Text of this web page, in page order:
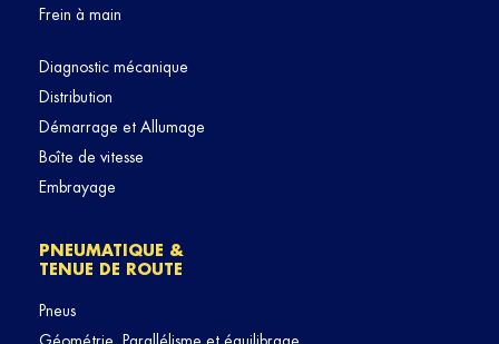
Frein à main
Diagnostic mécanique
Distribution
Démarrage et Allumage
Boîte de vitesse
Embrayage
PNEUMATIQUE &
TENUE DE ROUTE
Pneus
Géométrie, Parallélisme et équilibrage